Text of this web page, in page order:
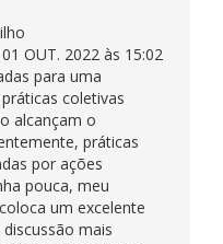
01 OUT. 2022 às 15:02
para uma
coletivas
alcançam o
práticas
por ações
pouca, meu
um excelente
mais